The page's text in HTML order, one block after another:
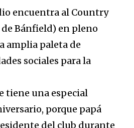
encuentra al Country
Bánfield) en pleno
amplia paleta de
sociales para la
tiene una especial
porque papá
del club durante